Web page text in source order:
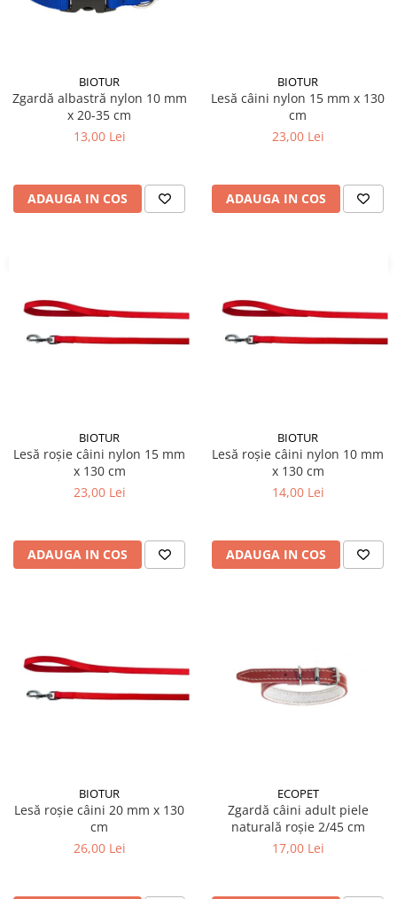
BIOTUR
Zgardă albastră nylon 10 mm
x 20-35 cm
13,00 Lei
ADAUGA IN COS
BIOTUR
Lesă câini nylon 15 mm x 130
cm
23,00 Lei
ADAUGA IN COS
BIOTUR
Lesă roșie câini nylon 15 mm
x 130 cm
23,00 Lei
ADAUGA IN COS
BIOTUR
Lesă roșie câini nylon 10 mm
x 130 cm
14,00 Lei
ADAUGA IN COS
BIOTUR
Lesă roșie câini 20 mm x 130
cm
26,00 Lei
ECOPET
Zgardă câini adult piele
naturală roșie 2/45 cm
17,00 Lei